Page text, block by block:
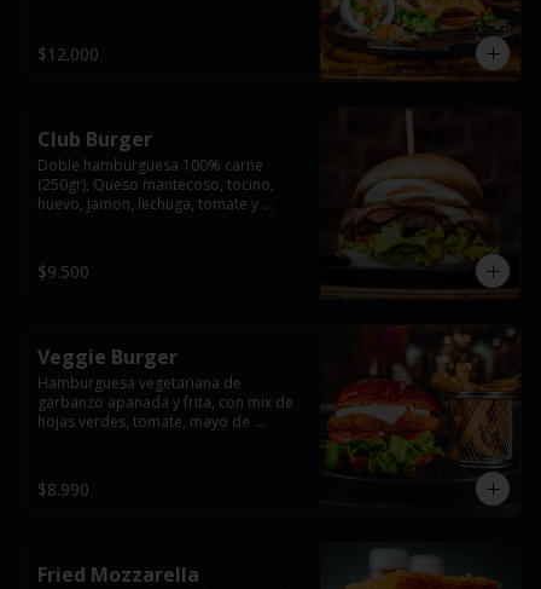
papas fritas.
$12.000
Club Burger
Doble hamburguesa 100% carne
(250gr), Queso mantecoso, tocino,
huevo, jamon, lechuga, tomate y
$9.500
Veggie Burger
Hamburguesa vegetariana de
garbanzo apanada y frita, con mix de
hojas verdes, tomate, mayo de
$8.990
Fried Mozzarella